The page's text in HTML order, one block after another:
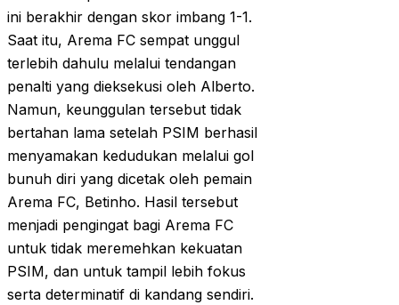
ini berakhir dengan skor imbang 1-1.
Saat itu, Arema FC sempat unggul
terlebih dahulu melalui tendangan
penalti yang dieksekusi oleh Alberto.
Namun, keunggulan tersebut tidak
bertahan lama setelah PSIM berhasil
menyamakan kedudukan melalui gol
bunuh diri yang dicetak oleh pemain
Arema FC, Betinho. Hasil tersebut
menjadi pengingat bagi Arema FC
untuk tidak meremehkan kekuatan
PSIM, dan untuk tampil lebih fokus
serta determinatif di kandang sendiri.